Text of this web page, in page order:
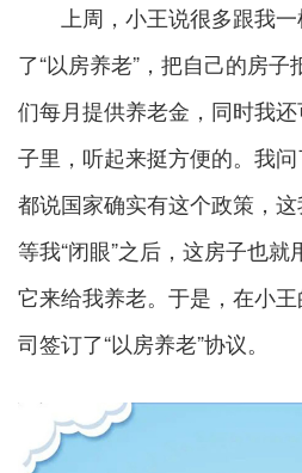
上周，小王说很多跟我一
了“以房养老”，把自己的房
们每月提供养老金，同时我
子里，听起来挺方便的。我
都说国家确实有这个政策，
等我“闭眼”之后，这房子也
它来给我养老。于是，在小
司签订了“以房养老”协议。